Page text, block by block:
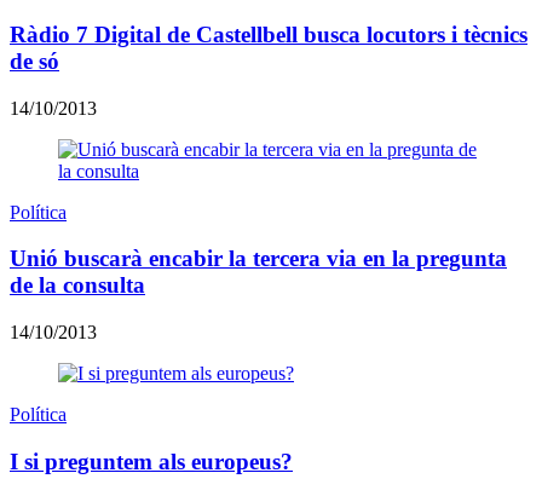
Ràdio 7 Digital de Castellbell busca locutors i tècnics
de só
14/10/2013
Política
Unió buscarà encabir la tercera via en la pregunta
de la consulta
14/10/2013
Política
I si preguntem als europeus?